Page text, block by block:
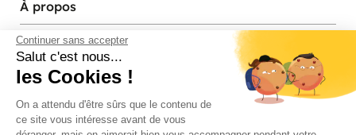
Continuer sans accepter
Salut c'est nous...
les Cookies !
On a attendu d'être sûrs que le contenu de
ce site vous intéresse avant de vous
À propos
Services et contact
Magasins et Showrooms